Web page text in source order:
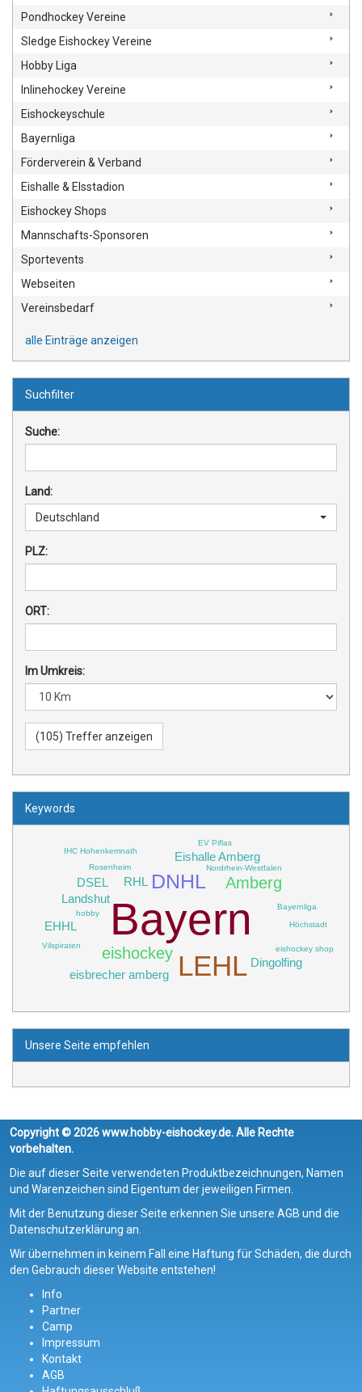
Pondhockey Vereine
Sledge Eishockey Vereine
Hobby Liga
Inlinehockey Vereine
Eishockeyschule
Bayernliga
Förderverein & Verband
Eishalle & EIsstadion
Eishockey Shops
Mannschafts-Sponsoren
Sportevents
Webseiten
Vereinsbedarf
alle Einträge anzeigen
Suchfilter
Suche:
Land:
Deutschland
PLZ:
ORT:
Im Umkreis:
Keywords
Bayern
LEHL
DNHL
eishockey
Amberg
RHL
Landshut
EHHL
Eishalle Amberg
DSEL
Dingolfing
eisbrecher amberg
Nordrhein-Westfalen
hobby
Bayernliga
Vilspiraten
Rosenheim
eishockey shop
Höchstadt
IHC Hohenkemnath
EV Piflas
Unsere Seite empfehlen
Copyright © 2026 www.hobby-eishockey.de. Alle Rechte
vorbehalten.
Die auf dieser Seite verwendeten Produktbezeichnungen, Namen
und Warenzeichen sind Eigentum der jeweiligen Firmen.
Mit der Benutzung dieser Seite erkennen Sie unsere AGB und die
Datenschutzerklärung an.
Wir übernehmen in keinem Fall eine Haftung für Schäden, die durch
den Gebrauch dieser Website entstehen!
Info
Partner
Camp
Impressum
Kontakt
AGB